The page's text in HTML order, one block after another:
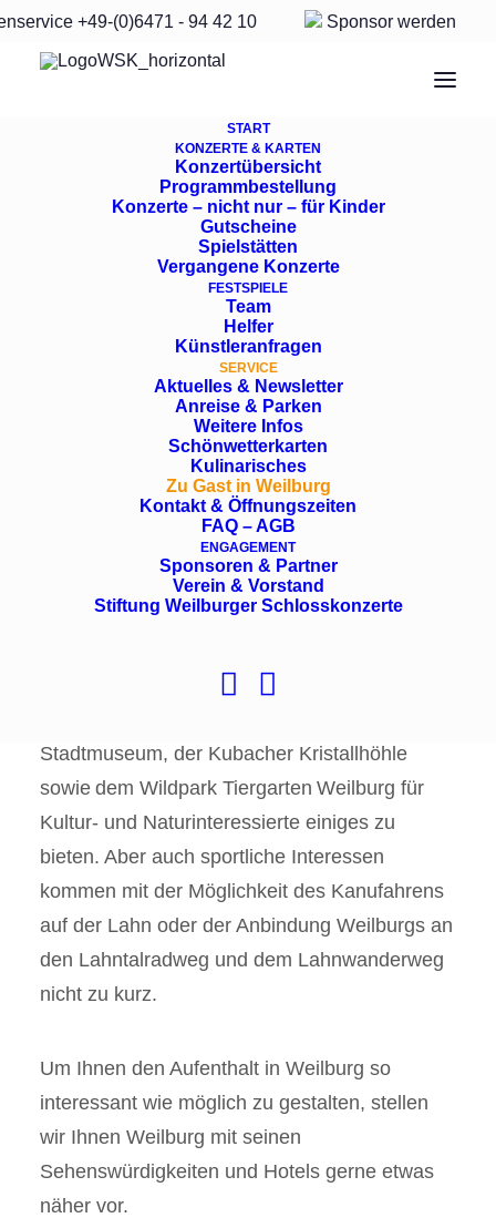
+49-(0)6471 - 94 42 10 Sponsor werden
START
KONZERTE & KARTEN
Konzertübersicht
Programmbestellung
Konzerte – nicht nur – für Kinder
Gutscheine
Spielstätten
Vergangene Konzerte
FESTSPIELE
Team
Helfer
Künstleranfragen
SERVICE
Aktuelles & Newsletter
Anreise & Parken
Weitere Infos
Schönwetterkarten
Kulinarisches
Zu Gast in Weilburg
Kontakt & Öffnungszeiten
FAQ – AGB
ENGAGEMENT
Sponsoren & Partner
Verein & Vorstand
Stiftung Weilburger Schlosskonzerte
Gastronomie
Sehenswürdigkeiten
WILLKOMMEN IN
WEILBURG
Historischer Stadtkern
Stadtmuseum, der Kubacher Kristallhöhle
sowie dem Wildpark Tiergarten Weilburg für
Kultur- und Naturinteressierte einiges zu
bieten. Aber auch sportliche Interessen
kommen mit der Möglichkeit des Kanufahrens
auf der Lahn oder der Anbindung Weilburgs an
den Lahntalradweg und dem Lahnwanderweg
nicht zu kurz.
Um Ihnen den Aufenthalt in Weilburg so
interessant wie möglich zu gestalten, stellen
wir Ihnen Weilburg mit seinen
Sehenswürdigkeiten und Hotels gerne etwas
näher vor.